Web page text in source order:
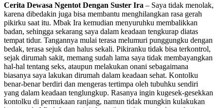
Cerita Dewasa Ngentot Dengan Suster Ira – Saya tidak menolak,
karena dibedakin juga bisa membantu menghilangkan rasa gerah
pikirku saat itu. Mbak Ira kemudian menyuruhku membalikkan
badan, sehingga sekarang saya dalam keadaan tengkurap diatas
tempat tidur. Tangannya mulai terasa melumuri punggungku dengan
bedak, terasa sejuk dan halus sekali. Pikiranku tidak bisa terkontrol,
sejak dirumah sakit, memang sudah lama saya tidak membayangkan
hal-hal tentang seks, ataupun melakukan onani sebagaimana
biasanya saya lakukan dirumah dalam keadaan sehat. Kontolku
benar-benar berdiri dan mengeras tertimpa oleh tubuhku sendiri
yang dalam keadaan tenglungkup. Rasanya ingin kugesek-gesekkan
kontolku di permukaan ranjang, namun tidak mungkin kulakukan